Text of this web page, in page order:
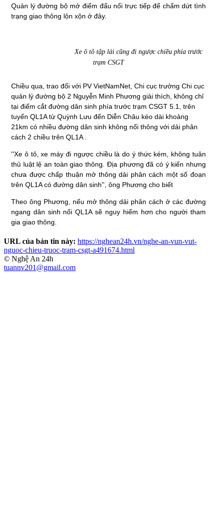
Quản lý đường bộ mở điểm đấu nối trực tiếp để chấm dứt tình
trạng giao thông lộn xộn ở đây.
Xe ô tô tập lái cũng đi ngược chiều phía trước
trạm CSGT
Chiều qua, trao đổi với PV VietNamNet, Chi cục trưởng Chi cục
quản lý đường bộ 2 Nguyễn Minh Phương giải thích, không chỉ
tại điểm cắt đường dân sinh phía trước trạm CSGT 5.1, trên
tuyến QL1A từ Quỳnh Lưu đến Diễn Châu kéo dài khoảng
21km có nhiều đường dân sinh không nối thông với dải phân
cách 2 chiều trên QL1A .
''Xe ô tô, xe máy đi ngược chiều là do ý thức kém, không tuân
thủ luật lệ an toàn giao thông. Địa phương đã có ý kiến nhưng
chưa được chấp thuận mở thông dải phân cách một số đoạn
trên QL1A có đường dân sinh'', ông Phương cho biết
Theo ông Phương, nếu mở thông dải phân cách ở các đường
ngang dân sinh nối QL1A sẽ nguy hiểm hơn cho người tham
gia giao thông.
URL của bản tin này: https://nghean24h.vn/nghe-an-vun-vut-
nguoc-chieu-truoc-tram-csgt-a491674.html
© Nghệ An 24h
tuannv201@gmail.com